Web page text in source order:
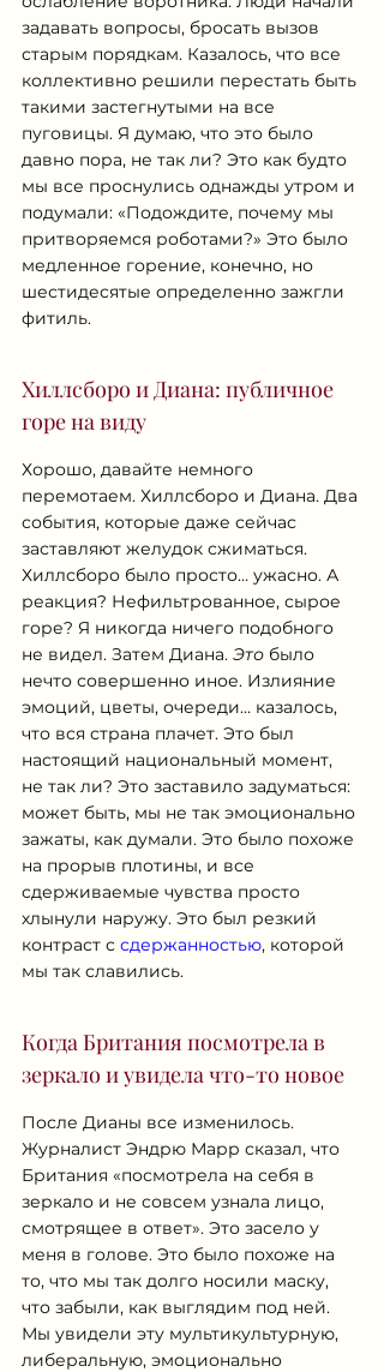
задавать вопросы, бросать вызов
старым порядкам. Казалось, что все
коллективно решили перестать быть
такими застегнутыми на все
пуговицы. Я думаю, что это было
давно пора, не так ли? Это как будто
мы все проснулись однажды утром и
подумали: «Подождите, почему мы
притворяемся роботами?» Это было
медленное горение, конечно, но
шестидесятые определенно зажгли
фитиль.
Хиллсборо и Диана: публичное
горе на виду
Хорошо, давайте немного
перемотаем. Хиллсборо и Диана. Два
события, которые даже сейчас
заставляют желудок сжиматься.
Хиллсборо было просто… ужасно. А
реакция? Нефильтрованное, сырое
горе? Я никогда ничего подобного
не видел. Затем Диана. Это было
нечто совершенно иное. Излияние
эмоций, цветы, очереди… казалось,
что вся страна плачет. Это был
настоящий национальный момент,
не так ли? Это заставило задуматься:
может быть, мы не так эмоционально
зажаты, как думали. Это было похоже
на прорыв плотины, и все
сдерживаемые чувства просто
хлынули наружу. Это был резкий
контраст с сдержанностью, которой
мы так славились.
Когда Британия посмотрела в
зеркало и увидела что-то новое
После Дианы все изменилось.
Журналист Эндрю Марр сказал, что
Британия «посмотрела на себя в
зеркало и не совсем узнала лицо,
смотрящее в ответ». Это засело у
меня в голове. Это было похоже на
то, что мы так долго носили маску,
что забыли, как выглядим под ней.
Мы увидели эту мультикультурную,
либеральную, эмоционально